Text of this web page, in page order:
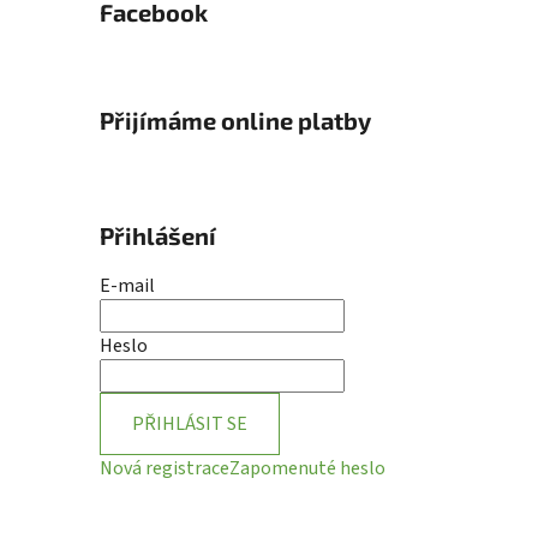
Facebook
Přijímáme online platby
Přihlášení
E-mail
Heslo
PŘIHLÁSIT SE
Nová registraceZapomenuté heslo